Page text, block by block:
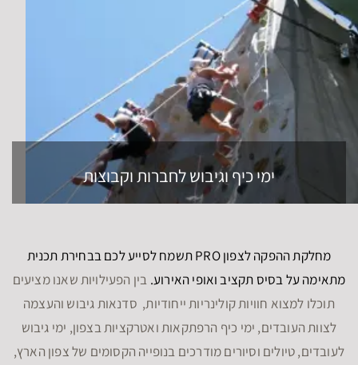
ימי כיף וגיבוש לחברות וקבוצות
מחלקת ההפקה לצפון PRO תשמח לסייע לכם בבחירת תכנית
מתאימה על בסיס תקציב ואופי האירוע. בין הפעילויות שאנו מציעים
תוכלו למצוא חוויות קולינריות ייחודיות, סדנאות גיבוש והעצמה
לצוות העובדים, ימי כיף הרפתקאות ואטרקציות בצפון, ימי גיבוש
לעובדים, טיולים וסיורים מודרכים בנופייה הקסומים של צפון הארץ,